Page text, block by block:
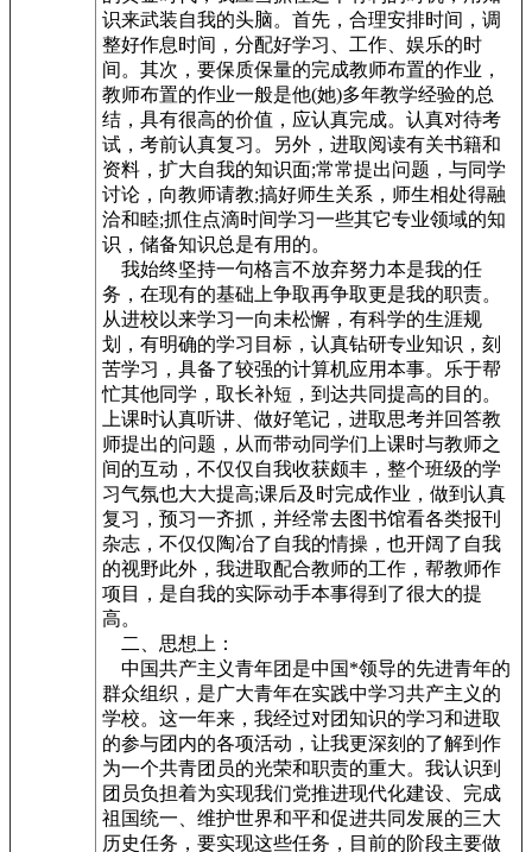
识来武装自我的头脑。首先，合理安排时间，调
整好作息时间，分配好学习、工作、娱乐的时
间。其次，要保质保量的完成教师布置的作业，
教师布置的作业一般是他(她)多年教学经验的总
结，具有很高的价值，应认真完成。认真对待考
试，考前认真复习。另外，进取阅读有关书籍和
资料，扩大自我的知识面;常常提出问题，与同学
讨论，向教师请教;搞好师生关系，师生相处得融
洽和睦;抓住点滴时间学习一些其它专业领域的知
识，储备知识总是有用的。
我始终坚持一句格言不放弃努力本是我的任
务，在现有的基础上争取再争取更是我的职责。
从进校以来学习一向未松懈，有科学的生涯规
划，有明确的学习目标，认真钻研专业知识，刻
苦学习，具备了较强的计算机应用本事。乐于帮
忙其他同学，取长补短，到达共同提高的目的。
上课时认真听讲、做好笔记，进取思考并回答教
师提出的问题，从而带动同学们上课时与教师之
间的互动，不仅仅自我收获颇丰，整个班级的学
习气氛也大大提高;课后及时完成作业，做到认真
复习，预习一齐抓，并经常去图书馆看各类报刊
杂志，不仅仅陶冶了自我的情操，也开阔了自我
的视野此外，我进取配合教师的工作，帮教师作
项目，是自我的实际动手本事得到了很大的提
高。
二、思想上：
中国共产主义青年团是中国*领导的先进青年的
群众组织，是广大青年在实践中学习共产主义的
学校。这一年来，我经过对团知识的学习和进取
的参与团内的各项活动，让我更深刻的了解到作
为一个共青团员的光荣和职责的重大。我认识到
团员负担着为实现我们党推进现代化建设、完成
祖国统一、维护世界和平和促进共同发展的三大
历史任务，要实现这些任务，目前的阶段主要做